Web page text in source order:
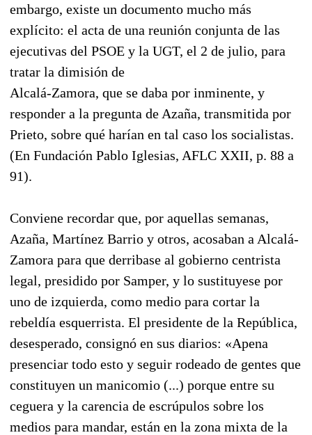
embargo, existe un documento mucho más
explícito: el acta de una reunión conjunta de las
ejecutivas del PSOE y la UGT, el 2 de julio, para
tratar la dimisión de
Alcalá-Zamora, que se daba por inminente, y
responder a la pregunta de Azaña, transmitida por
Prieto, sobre qué harían en tal caso los socialistas.
(En Fundación Pablo Iglesias, AFLC XXII, p. 88 a
91).
Conviene recordar que, por aquellas semanas,
Azaña, Martínez Barrio y otros, acosaban a Alcalá-
Zamora para que derribase al gobierno centrista
legal, presidido por Samper, y lo sustituyese por
uno de izquierda, como medio para cortar la
rebeldía esquerrista. El presidente de la República,
desesperado, consignó en sus diarios: «Apena
presenciar todo esto y seguir rodeado de gentes que
constituyen un manicomio (...) porque entre su
ceguera y la carencia de escrúpulos sobre los
medios para mandar, están en la zona mixta de la